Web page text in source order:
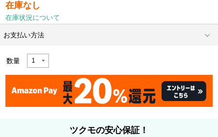
在庫なし
在庫状況について
お支払い方法
数量
ツクモの安心保証！